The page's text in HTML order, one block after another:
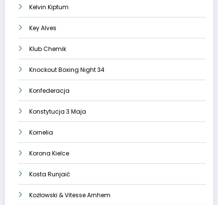
Kelvin Kiptum
Key Alves
Klub Chemik
Knockout Boxing Night 34
Konfederacja
Konstytucja 3 Maja
Kornelia
Korona Kielce
Kosta Runjaić
Kozłowski & Vitesse Arnhem